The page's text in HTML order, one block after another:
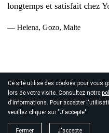
Ce site utilise des cookies pour vous
lors de votre visite. Consultez notre
d'informations. Pour accepter
veuillez cliquer sur "J'accepte"
Fermer J'accepte
longtemps et satisfait chez
— Helena, Gozo, Malte
© 2026
Copyright Yola Inc. Tous
confidentialité|Conditions
données